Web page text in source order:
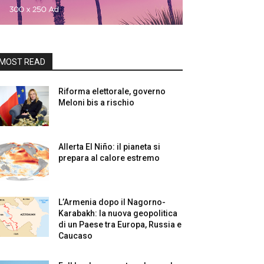
READ
Riforma elettorale, governo
Meloni bis a rischio
Allerta El Niño: il pianeta si
prepara al calore estremo
L’Armenia dopo il Nagorno-
Karabakh: la nuova geopolitica
di un Paese tra Europa, Russia e
Caucaso